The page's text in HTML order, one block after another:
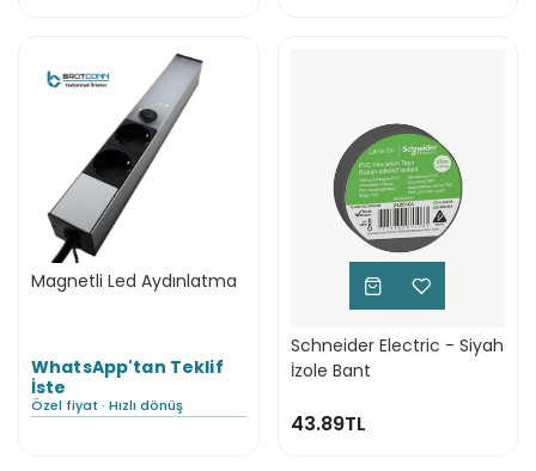
Magnetli Led Aydınlatma
WhatsApp'tan Teklif
İste
Özel fiyat · Hızlı dönüş
Schneider Electric - Siyah
İzole Bant
43.89TL